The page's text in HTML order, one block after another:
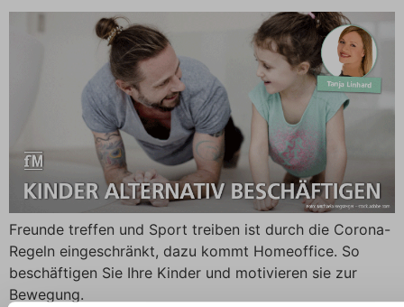
Freunde treffen und Sport treiben ist durch die Corona-
Regeln eingeschränkt, dazu kommt Homeoffice. So
beschäftigen Sie Ihre Kinder und motivieren sie zur
Bewegung.